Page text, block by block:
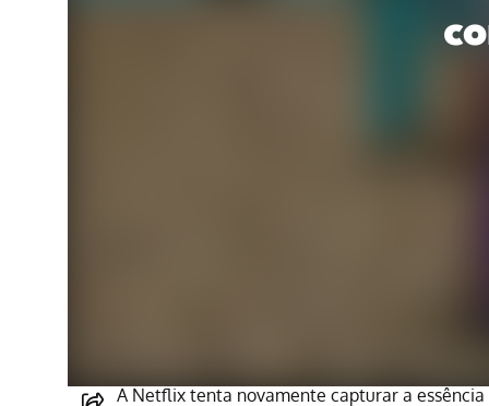
A Netflix tenta novamente capturar a